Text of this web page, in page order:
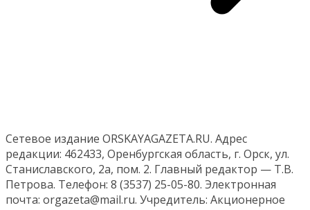
Сетевое издание ORSKAYAGAZETA.RU. Адрес
редакции: 462433, Оренбургская область, г. Орск, ул.
Станиславского, 2а, пом. 2. Главный редактор — Т.В.
Петрова. Телефон: 8 (3537) 25-05-80. Электронная
почта: orgazeta@mail.ru. Учредитель: Акционерное